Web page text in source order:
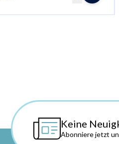
Keine
Abonniere jetzt